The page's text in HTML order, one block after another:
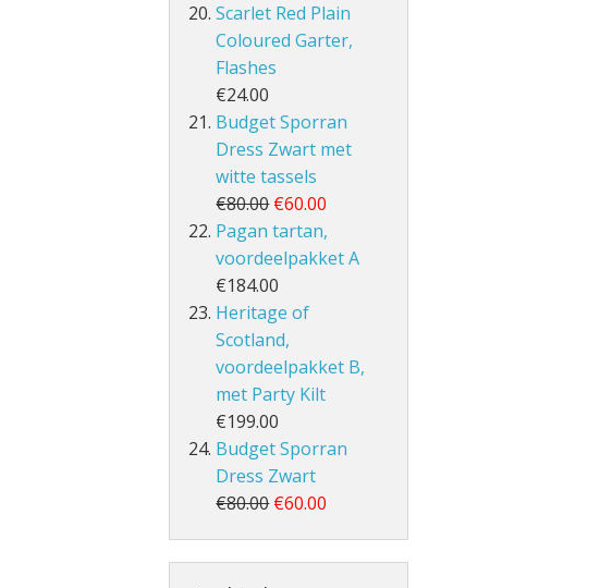
Scarlet Red Plain
Coloured Garter,
Flashes
€24.00
Budget Sporran
Dress Zwart met
witte tassels
€80.00 €60.00
Pagan tartan,
voordeelpakket A
€184.00
Heritage of
Scotland,
voordeelpakket B,
met Party Kilt
€199.00
Budget Sporran
Dress Zwart
€80.00 €60.00